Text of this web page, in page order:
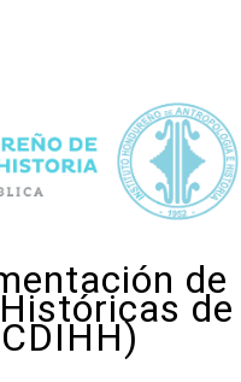
de
de